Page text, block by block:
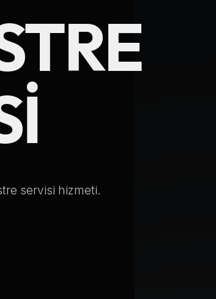
servisi hizmeti.
Verileriniz KVKK kapsamında korunmaktadır.